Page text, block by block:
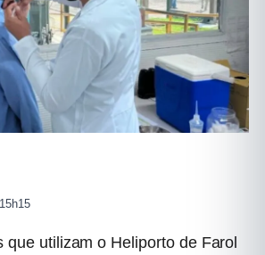
que utilizam o Heliporto de Farol